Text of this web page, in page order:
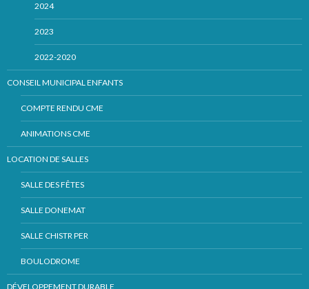
2024
2023
2022-2020
CONSEIL MUNICIPAL ENFANTS
COMPTE RENDU CME
ANIMATIONS CME
LOCATION DE SALLES
SALLE DES FÊTES
SALLE DONEMAT
SALLE CHISTR PER
BOULODROME
DÉVELOPPEMENT DURABLE